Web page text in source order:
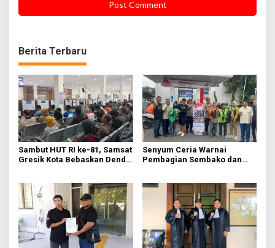
Berita Terbaru
Sambut HUT RI ke-81, Samsat
Gresik Kota Bebaskan Denda
Senyum Ceria Warnai
Pembagian Sembako dan